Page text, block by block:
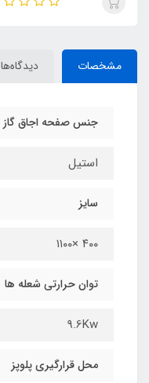
مشخصات دیدگاه‌ها
جنس صفحه اجاق گاز
استيل
سایز
٤٠٠ ×١١٠٠
توان حرارتی شعله ها
9.6Kw
محل قرارگیري پلوپز